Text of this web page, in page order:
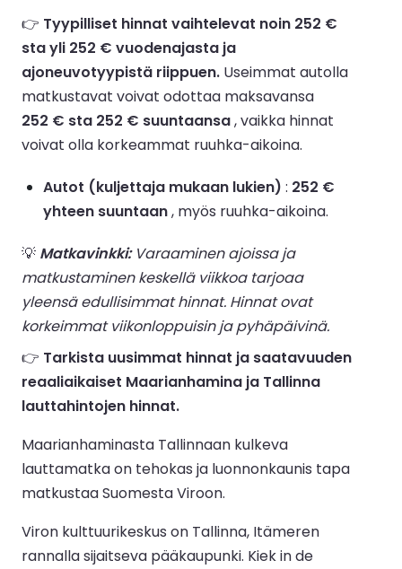
👉 Tyypilliset hinnat vaihtelevat noin 252 €
sta yli 252 € vuodenajasta ja
ajoneuvotyypistä riippuen. Useimmat autolla
matkustavat voivat odottaa maksavansa
252 € sta 252 € suuntaansa, vaikka hinnat
voivat olla korkeammat ruuhka-aikoina.
Autot (kuljettaja mukaan lukien) : 252 €
yhteen suuntaan, myös ruuhka-aikoina.
💡 Matkavinkki:Varaaminen ajoissa ja
matkustaminen keskellä viikkoa tarjoaa
yleensä edullisimmat hinnat. Hinnat ovat
korkeimmat viikonloppuisin ja pyhäpäivinä.
👉 Tarkista uusimmat hinnat ja saatavuuden
reaaliaikaiset Maarianhamina ja Tallinna
lauttahintojen hinnat.
Maarianhaminasta Tallinnaan kulkeva
lauttamatka on tehokas ja luonnonkaunis tapa
matkustaa Suomesta Viroon.
Viron kulttuurikeskus on Tallinna, Itämeren
rannalla sijaitseva pääkaupunki. Kiek in de